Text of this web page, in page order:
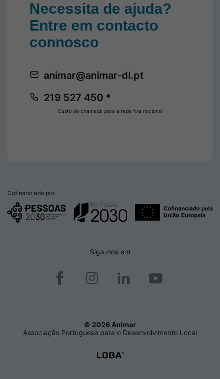
Necessita de ajuda?
Entre em contacto
connosco
219 527 450 *
animar@animar-dl.pt
Custo de chamada para a rede fixa nacional
Cofinanciado por
Siga-nos em
© 2026 Animar
Associação Portuguesa para o Desenvolvimento Local